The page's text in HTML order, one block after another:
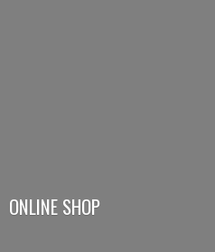
ONLINE SHOP